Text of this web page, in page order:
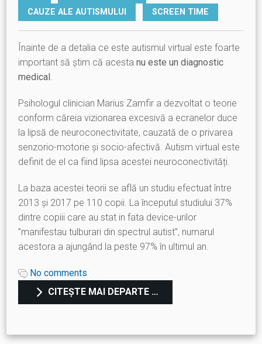
CAUZE ALE AUTISMULUI
SCREEN TIME
Înainte de a detalia ce este autismul virtual este foarte
important să știm că acestanu este un diagnostic
medical.
Psihologul clinician Marius Zamfir a dezvoltat o teorie
conform căreia vizionarea excesivă a ecranelor duce
la lipsă de neuroconectivitate, cauzată de o privarea
senzorio-motorie și socio-afectivă. Autism virtual este
definit de el ca fiind lipsa acestei neuroconectivități.
La baza acestei teorii se află un studiu efectuat între
2013 și 2017 pe 110 copii. La începutul studiului 37%
dintre copiii care au stat in fata device-urilor
”manifestau tulburari din spectrul autist”, numarul
acestora a ajungând la peste 97% în ultimul an.
No comments
CITEȘTE MAI DEPARTE …